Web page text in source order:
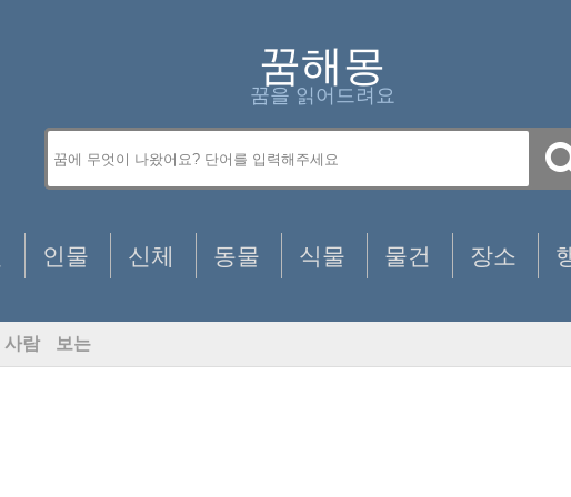
꿈해몽
꿈을 읽어드려요
인물 신체 동물 식물 물건 장소
사람 보는